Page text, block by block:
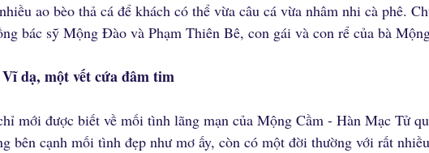
ao bèo thả cá để khách có thể vừa câu cá vừa nhâm nhi cà phê.
bác sỹ Mộng Đào và Phạm Thiên Bê, con gái và con rể của bà
dạ, một vết cứa đâm tim
mới được biết về mối tình lãng mạn của Mộng Cầm - Hàn Mạc Tử
bên cạnh mối tình đẹp như mơ ấy, còn có một đời thường với rất